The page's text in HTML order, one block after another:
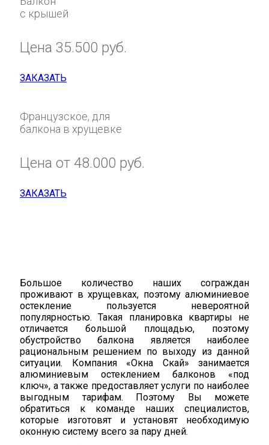
с крышей
Цена 35.500 руб.
ЗАКАЗАТЬ
Французское, для
балкона в хрущевке
Цена от 48.000 руб.
ЗАКАЗАТЬ
Большое количество наших сограждан
проживают в хрущевках, поэтому алюминиевое
остекление пользуется невероятной
популярностью. Такая планировка квартиры не
отличается большой площадью, поэтому
обустройство балкона является наиболее
рациональным решением по выходу из данной
ситуации. Компания «Окна Скай» занимается
алюминиевым остеклением балконов «под
ключ», а также предоставляет услуги по наиболее
выгодным тарифам. Поэтому Вы можете
обратиться к команде наших специалистов,
которые изготовят и установят необходимую
оконную систему всего за пару дней.